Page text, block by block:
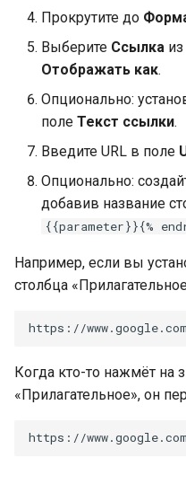
Прокрутите до
Выберите Ссылка
Отображать как.
Опционально:
поле Текст ссылки.
Введите URL в поле
Опционально:
добавив название
{{parameter}}{%
Например, если вы
столбца
Когда кто-то нажмёт на
«Прилагательное», он